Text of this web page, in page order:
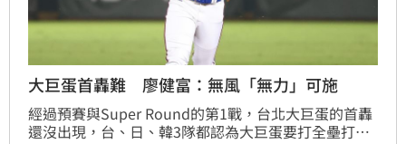
大巨蛋首轟難 廖健富：無風「無力」可施
經過預賽與Super Round的第1戰，台北大巨蛋的首轟
還沒出現，台、日、韓3隊都認為大巨蛋要打全壘打真